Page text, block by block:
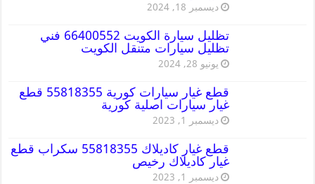
ديسمبر 18, 2024
تظليل سيارة الكويت 66400552 فني
تظليل سيارات متنقل الكويت
يونيو 28, 2024
قطع غيار سيارات كورية 55818355 قطع
غيار سيارات اصلية كورية
ديسمبر 1, 2023
قطع غيار كاديلاك 55818355 سكراب قطع
غيار كاديلاك رخيص
ديسمبر 1, 2023